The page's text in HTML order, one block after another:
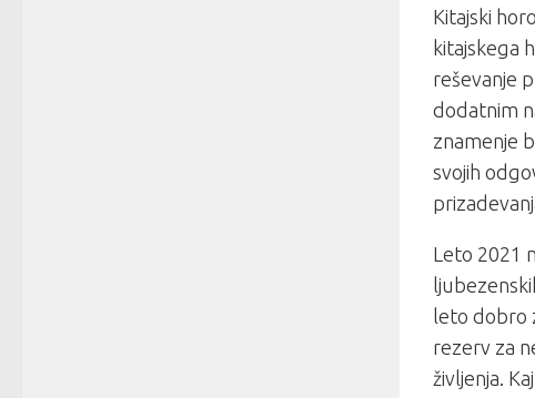
Kitajski
kitajskega
reševanje
dodatnim
znamenje
svojih
Leto 2021
leto dobro
rezerv za
življenja.